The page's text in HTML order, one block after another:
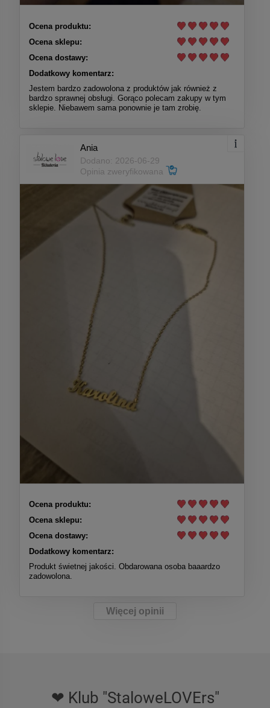
Ocena produktu:
Ocena sklepu:
Ocena dostawy:
Dodatkowy komentarz:
Jestem bardzo zadowolona z produktów jak również z
bardzo sprawnej obsługi. Gorąco polecam zakupy w tym
sklepie. Niebawem sama ponownie je tam zrobię.
Ania
Dodano: 2026-06-29
Opinia zweryfikowana
Ocena produktu:
Ocena sklepu:
Ocena dostawy:
Dodatkowy komentarz:
Produkt świetnej jakości. Obdarowana osoba baaardzo
zadowolona.
Więcej opinii
❤ Klub "StaloweLOVErs"